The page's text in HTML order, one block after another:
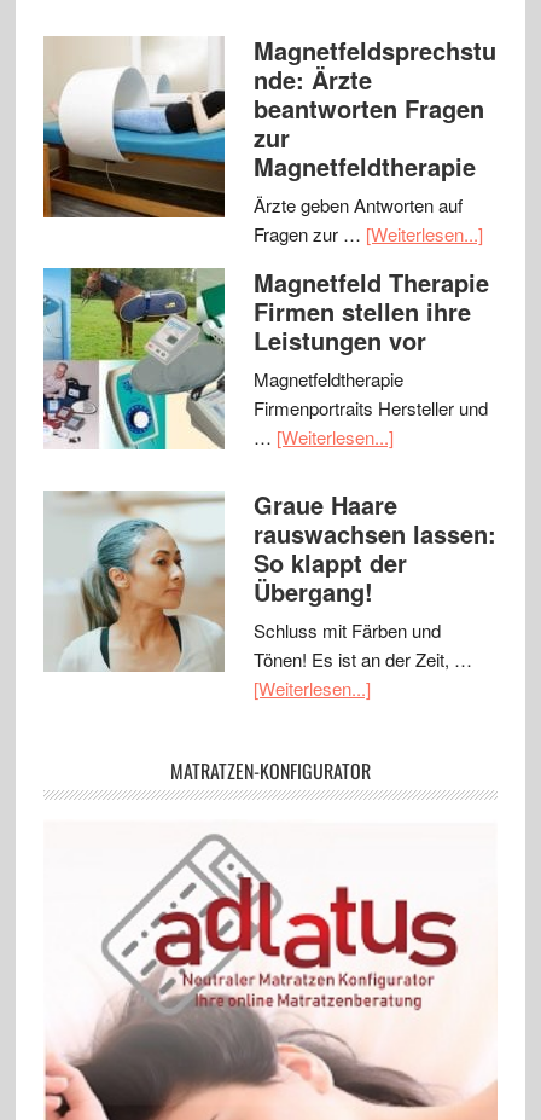
Magnetfeldsprechstu
nde: Ärzte
beantworten Fragen
zur
Magnetfeldtherapie
Ärzte geben Antworten auf
Fragen zur … [Weiterlesen...]
Magnetfeld Therapie
Firmen stellen ihre
Leistungen vor
Magnetfeldtherapie
Firmenportraits Hersteller und
… [Weiterlesen...]
Graue Haare
rauswachsen lassen:
So klappt der
Übergang!
Schluss mit Färben und
Tönen! Es ist an der Zeit, …
[Weiterlesen...]
MATRATZEN-KONFIGURATOR